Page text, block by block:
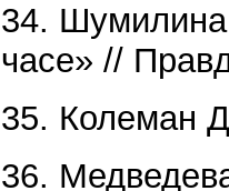
34. Шумилина
часе» //
35. Колеман
36.